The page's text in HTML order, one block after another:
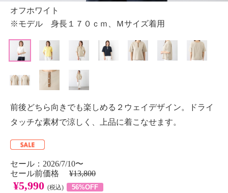
オフホワイト
※モデル 身長１７０ｃｍ、Ｍサイズ着用
前後どちら向きでも楽しめる２ウェイデザイン。ドライ
タッチな素材で涼しく、上品に着こなせます。
セール：2026/7/10〜
セール前価格 ¥13,800
¥5,990 (税込) 56%OFF